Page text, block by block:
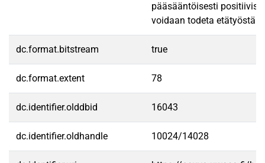
pääsääntöisesti
voidaan todeta etätyöstä
dc.format.bitstream true
dc.format.extent 78
dc.identifier.olddbid 16043
dc.identifier.oldhandle 10024/14028